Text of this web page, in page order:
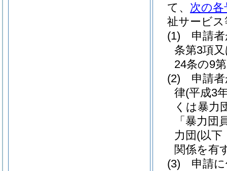
て、 次の各
祉サービ
(1)
申請
条第3項
24条の9
(2)
申請
律(平成3
くは暴力
「暴力団
力団 (以下
関係を有
(3)
申請